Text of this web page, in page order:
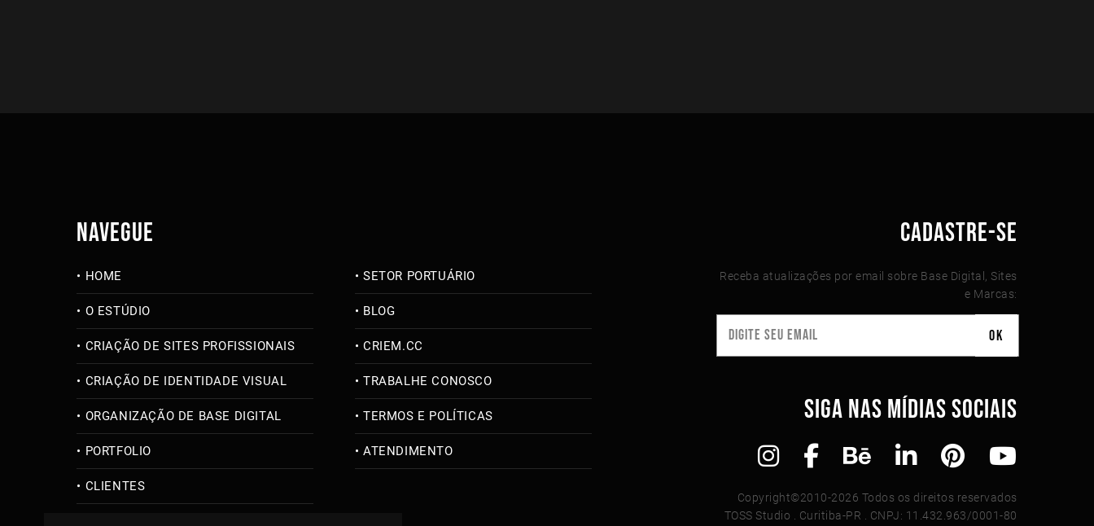
NAVEGUE
HOME
O ESTÚDIO
CRIAÇÃO DE SITES PROFISSIONAIS
CRIAÇÃO DE IDENTIDADE VISUAL
ORGANIZAÇÃO DE BASE DIGITAL
PORTFOLIO
CLIENTES
SETOR PORTUÁRIO
BLOG
CRIEM.CC
TRABALHE CONOSCO
TERMOS E POLÍTICAS
ATENDIMENTO
CADASTRE-SE
Receba atualizações por email sobre Base Digital, Sites
e Marcas:
SIGA NAS MÍDIAS SOCIAIS
Copyright©2010-2026 Todos os direitos reservados
TOSS Studio . Curitiba-PR . CNPJ: 11.432.963/0001-80